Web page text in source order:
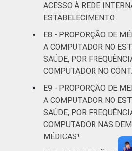
ACESSO À REDE
ESTABELECIMENTO
E8 - PROPORÇÃO DE
A COMPUTADOR NO
SAÚDE, POR
COMPUTADOR NO
E9 - PROPORÇÃO DE
A COMPUTADOR NO
SAÚDE, POR
COMPUTADOR NAS
MÉDICAS¹